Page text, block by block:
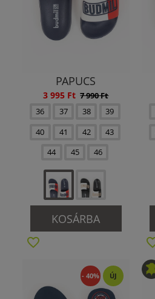
PAPUCS
3 995 Ft 7 990 Ft
36
37 38
39
40
41 42
43
44
45 46
KOSÁRBA
- 40% ÚJ